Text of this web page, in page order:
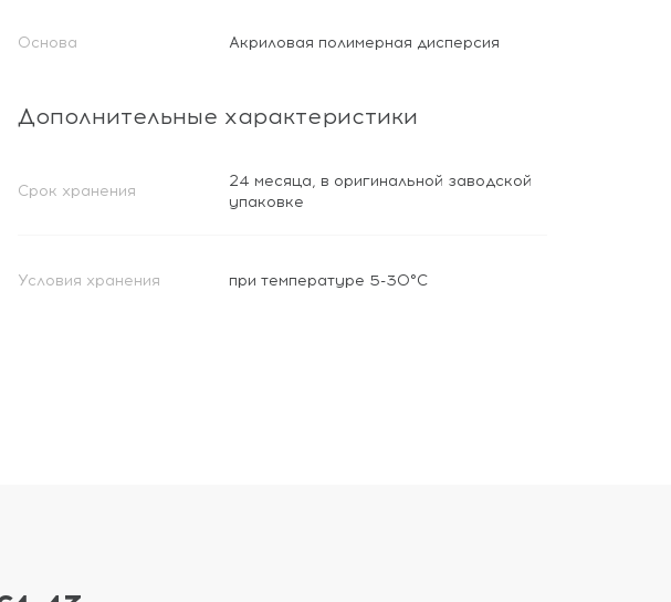
Основа Акриловая полимерная дисперсия
Дополнительные характеристики
Срок хранения
24 месяца, в оригинальной заводской
упаковке
Условия хранения при температуре 5-30°С